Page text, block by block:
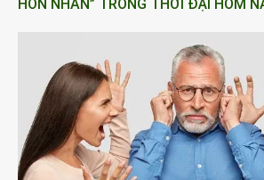
HÔN NHÂN” TRONG THỜI ĐẠI HÔM